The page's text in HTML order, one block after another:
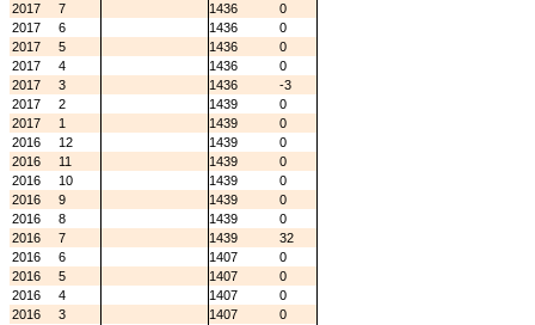
2017
7 1436
0
2017
6 1436
0
2017
5 1436
0
2017
4 1436
0
2017
3 1436
-3
2017
2 1439
0
2017
1 1439
0
2016
12 1439
0
2016
11 1439
0
2016
10 1439
0
2016
9 1439
0
2016
8 1439
0
2016
7 1439
32
2016
6 1407
0
2016
5 1407
0
2016
4 1407
0
2016
3 1407
0